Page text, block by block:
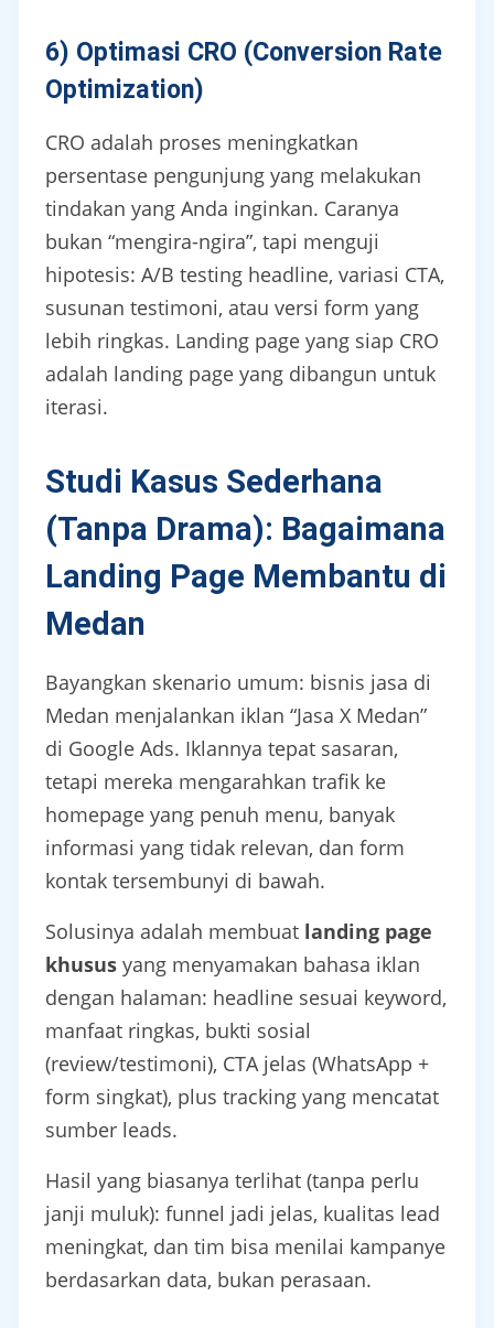
6) Optimasi CRO (Conversion Rate
Optimization)
CRO adalah proses meningkatkan
persentase pengunjung yang melakukan
tindakan yang Anda inginkan. Caranya
bukan “mengira-ngira”, tapi menguji
hipotesis: A/B testing headline, variasi CTA,
susunan testimoni, atau versi form yang
lebih ringkas. Landing page yang siap CRO
adalah landing page yang dibangun untuk
iterasi.
Studi Kasus Sederhana
(Tanpa Drama): Bagaimana
Landing Page Membantu di
Medan
Bayangkan skenario umum: bisnis jasa di
Medan menjalankan iklan “Jasa X Medan”
di Google Ads. Iklannya tepat sasaran,
tetapi mereka mengarahkan trafik ke
homepage yang penuh menu, banyak
informasi yang tidak relevan, dan form
kontak tersembunyi di bawah.
Solusinya adalah membuat landing page
khusus yang menyamakan bahasa iklan
dengan halaman: headline sesuai keyword,
manfaat ringkas, bukti sosial
(review/testimoni), CTA jelas (WhatsApp +
form singkat), plus tracking yang mencatat
sumber leads.
Hasil yang biasanya terlihat (tanpa perlu
janji muluk): funnel jadi jelas, kualitas lead
meningkat, dan tim bisa menilai kampanye
berdasarkan data, bukan perasaan.